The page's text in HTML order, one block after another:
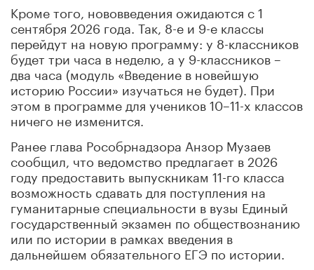
Кроме того, нововведения ожидаются с 1
сентября 2026 года. Так, 8-е и 9-е классы
перейдут на новую программу: у 8-классников
будет три часа в неделю, а у 9-классников –
два часа (модуль «Введение в новейшую
историю России» изучаться не будет). При
этом в программе для учеников 10–11-х классов
ничего не изменится.
Ранее глава Рособрнадзора Анзор Музаев
сообщил, что ведомство предлагает в 2026
году предоставить выпускникам 11-го класса
возможность сдавать для поступления на
гуманитарные специальности в вузы Единый
государственный экзамен по обществознанию
или по истории в рамках введения в
дальнейшем обязательного ЕГЭ по истории.